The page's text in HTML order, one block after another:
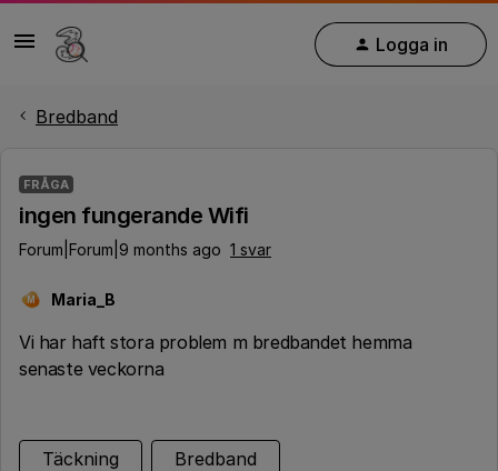
Logga in
Bredband
FRÅGA
ingen fungerande Wifi
Forum|Forum|9 months ago 1 svar
M Maria_B
Vi har haft stora problem m bredbandet hemma
senaste veckorna
Täckning Bredband